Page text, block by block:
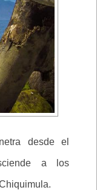
desde el
a los